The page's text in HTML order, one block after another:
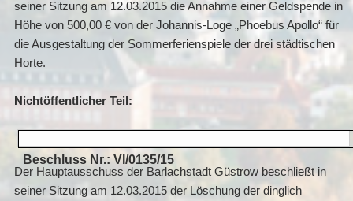
seiner Sitzung am 12.03.2015 die Annahme einer Geldspende in
Höhe von 500,00 € von der Johannis-Loge „Phoebus Apollo“ für
die Ausgestaltung der Sommerferienspiele der drei städtischen
Horte.
Nichtöffentlicher Teil:
Beschluss Nr.: VI/0135/15
Der Hauptausschuss der Barlachstadt Güstrow beschließt in
seiner Sitzung am 12.03.2015 der Löschung der dinglich